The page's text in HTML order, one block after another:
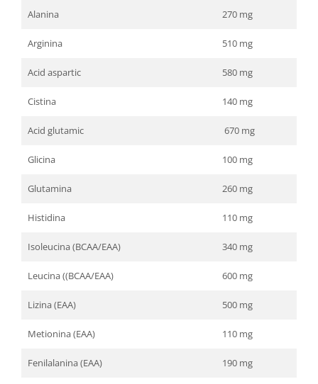
Alanina 270 mg
Arginina 510 mg
Acid aspartic 580 mg
Cistina 140 mg
Acid glutamic 670 mg
Glicina 100 mg
Glutamina 260 mg
Histidina 110 mg
Isoleucina (BCAA/EAA) 340 mg
Leucina ((BCAA/EAA) 600 mg
Lizina (EAA) 500 mg
Metionina (EAA) 110 mg
Fenilalanina (EAA) 190 mg